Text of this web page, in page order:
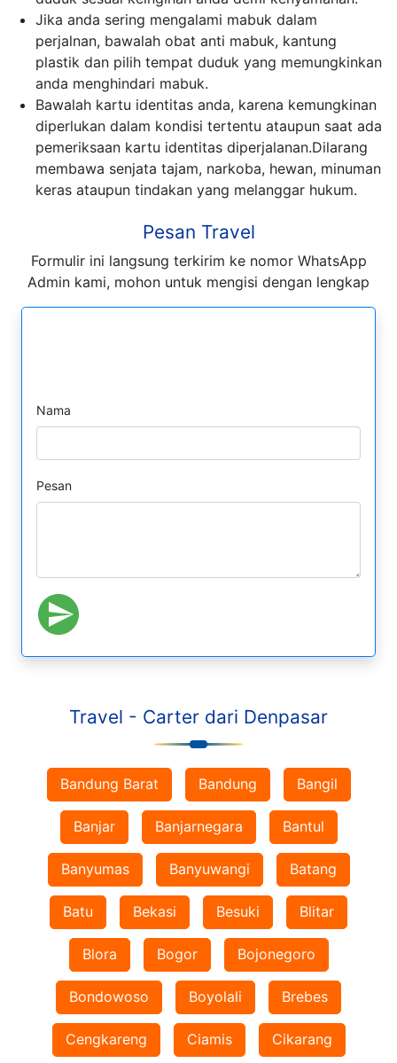
Jika anda sering mengalami mabuk dalam
perjalnan, bawalah obat anti mabuk, kantung
plastik dan pilih tempat duduk yang memungkinkan
anda menghindari mabuk.
Bawalah kartu identitas anda, karena kemungkinan
diperlukan dalam kondisi tertentu ataupun saat ada
pemeriksaan kartu identitas diperjalanan.Dilarang
membawa senjata tajam, narkoba, hewan, minuman
keras ataupun tindakan yang melanggar hukum.
Pesan Travel
Formulir ini langsung terkirim ke nomor WhatsApp
Admin kami, mohon untuk mengisi dengan lengkap
Nama
Pesan
Travel - Carter dari Denpasar
Bandung Barat Bandung Bangil
Banjar Banjarnegara Bantul
Banyumas Banyuwangi Batang
Batu Bekasi Besuki Blitar
Blora Bogor Bojonegoro
Bondowoso Boyolali Brebes
Cengkareng Ciamis Cikarang